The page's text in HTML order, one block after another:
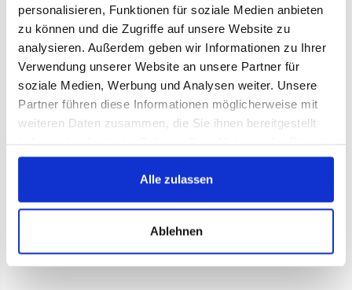
personalisieren, Funktionen für soziale Medien anbieten
zu können und die Zugriffe auf unsere Website zu
analysieren. Außerdem geben wir Informationen zu Ihrer
Verwendung unserer Website an unsere Partner für
soziale Medien, Werbung und Analysen weiter. Unsere
Partner führen diese Informationen möglicherweise mit
weiteren Daten zusammen, die Sie ihnen bereitgestellt
gesammelt haben.
Alle zulassen
Ablehnen